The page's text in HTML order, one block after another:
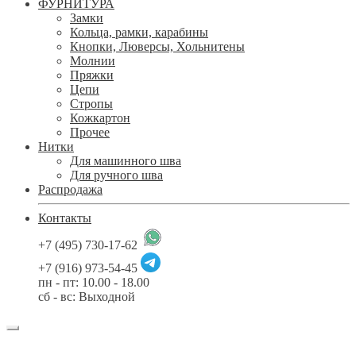
ФУРНИТУРА
Замки
Кольца, рамки, карабины
Кнопки, Люверсы, Хольнитены
Молнии
Пряжки
Цепи
Стропы
Кожкартон
Прочее
Нитки
Для машинного шва
Для ручного шва
Распродажа
Контакты
+7 (495) 730-17-62
+7 (916) 973-54-45
пн - пт: 10.00 - 18.00
сб - вс: Выходной